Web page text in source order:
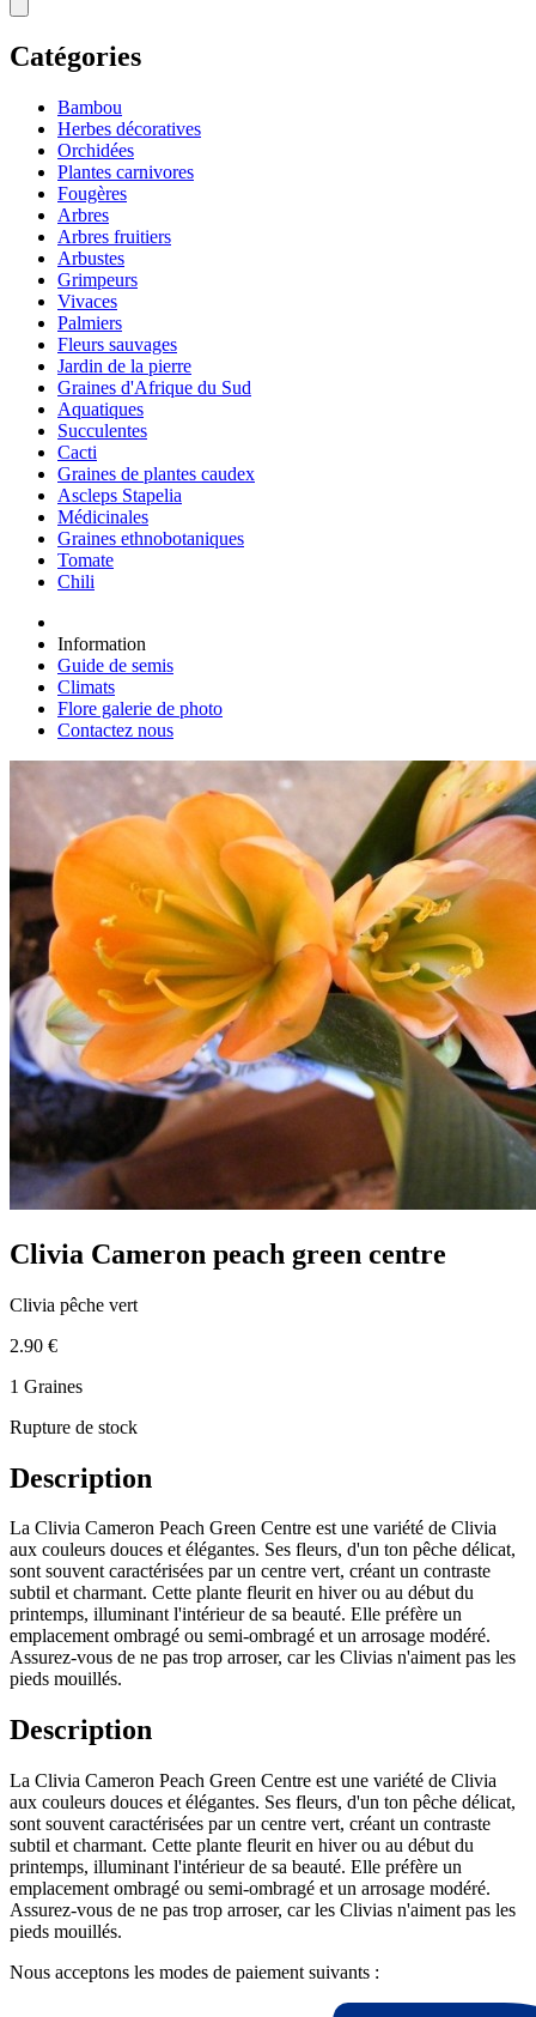
Catégories
Bambou
Herbes décoratives
Orchidées
Plantes carnivores
Fougères
Arbres
Arbres fruitiers
Arbustes
Grimpeurs
Vivaces
Palmiers
Fleurs sauvages
Jardin de la pierre
Graines d'Afrique du Sud
Aquatiques
Succulentes
Cacti
Graines de plantes caudex
Ascleps Stapelia
Médicinales
Graines ethnobotaniques
Tomate
Chili
Information
Guide de semis
Climats
Flore galerie de photo
Contactez nous
Clivia Cameron peach green centre
Clivia pêche vert
2.90 €
1 Graines
Rupture de stock
Description
La Clivia Cameron Peach Green Centre est une variété de Clivia
aux couleurs douces et élégantes. Ses fleurs, d'un ton pêche délicat,
sont souvent caractérisées par un centre vert, créant un contraste
subtil et charmant. Cette plante fleurit en hiver ou au début du
printemps, illuminant l'intérieur de sa beauté. Elle préfère un
emplacement ombragé ou semi-ombragé et un arrosage modéré.
Assurez-vous de ne pas trop arroser, car les Clivias n'aiment pas les
pieds mouillés.
Description
La Clivia Cameron Peach Green Centre est une variété de Clivia
aux couleurs douces et élégantes. Ses fleurs, d'un ton pêche délicat,
sont souvent caractérisées par un centre vert, créant un contraste
subtil et charmant. Cette plante fleurit en hiver ou au début du
printemps, illuminant l'intérieur de sa beauté. Elle préfère un
emplacement ombragé ou semi-ombragé et un arrosage modéré.
Assurez-vous de ne pas trop arroser, car les Clivias n'aiment pas les
pieds mouillés.
Nous acceptons les modes de paiement suivants :